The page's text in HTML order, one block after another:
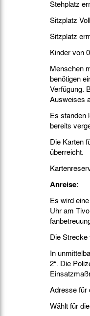
Stehplatz
Sitzplatz
Sitzplatz
Kinder von
Menschen
benötigen
Verfügung.
Ausweises
Es standen
bereits
Die Karten
überreicht.
Anreise:
Es wird
Uhr am
Die
In
2“. Die
Adresse für
Wählt für